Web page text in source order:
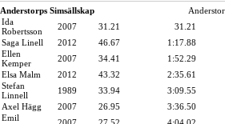
Anderstorps Simsällskap
Ida
Robertsson
2007 31.21
31.21
Saga Linell
2012 46.67
1:17.88
Ellen
Kemper
2007 34.41
1:52.29
Elsa Malm
2012 43.32
2:35.61
Stefan
Linnell
1989 33.94
3:09.55
Axel Hägg
2007 26.95
3:36.50
Emil